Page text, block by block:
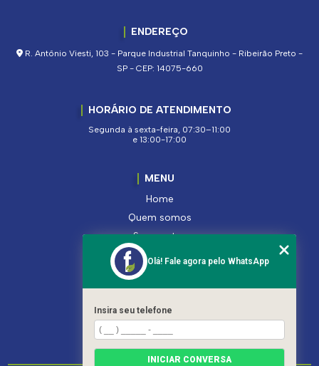
ENDEREÇO
R. Antônio Viesti, 103 - Parque Industrial Tanquinho - Ribeirão Preto -
SP - CEP: 14075-660
HORÁRIO DE ATENDIMENTO
Segunda à sexta-feira, 07:30–11:00
e 13:00-17:00
MENU
Home
Quem somos
Segmentos
Serviços
Produtos
Contato
Categorias
Mapa do site
Olá! Fale agora pelo WhatsApp
Insira seu telefone
INICIAR CONVERSA